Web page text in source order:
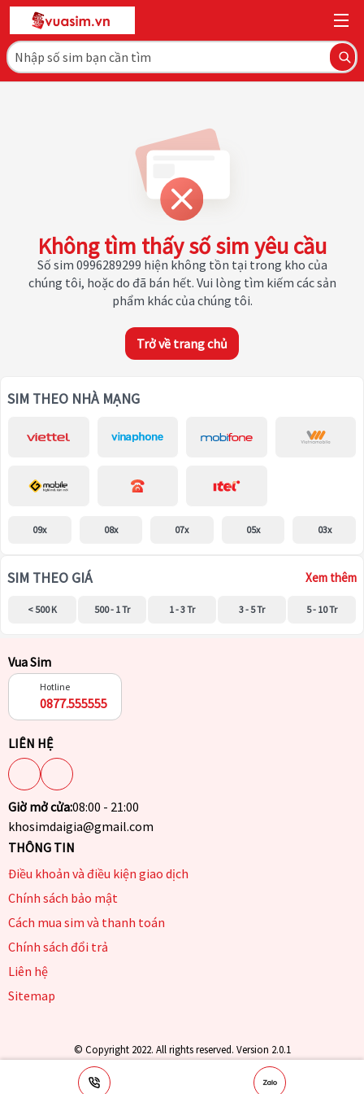
Không tìm thấy số sim yêu cầu
Số sim 0996289299 hiện không tồn tại trong kho của
chúng tôi, hoặc do đã bán hết. Vui lòng tìm kiếm các sản
phẩm khác của chúng tôi.
Trở về trang chủ
SIM THEO NHÀ MẠNG
09x 08x 07x 05x 03x
SIM THEO GIÁ Xem thêm
< 500 K 500 - 1 Tr 1 - 3 Tr 3 - 5 Tr 5 - 10 Tr
Vua Sim
Hotline
0877.555555
LIÊN HỆ
Giờ mở cửa:08:00 - 21:00
khosimdaigia@gmail.com
THÔNG TIN
Điều khoản và điều kiện giao dịch
Chính sách bảo mật
Cách mua sim và thanh toán
Chính sách đổi trả
Liên hệ
Sitemap
© Copyright 2022. All rights reserved. Version 2.0.1